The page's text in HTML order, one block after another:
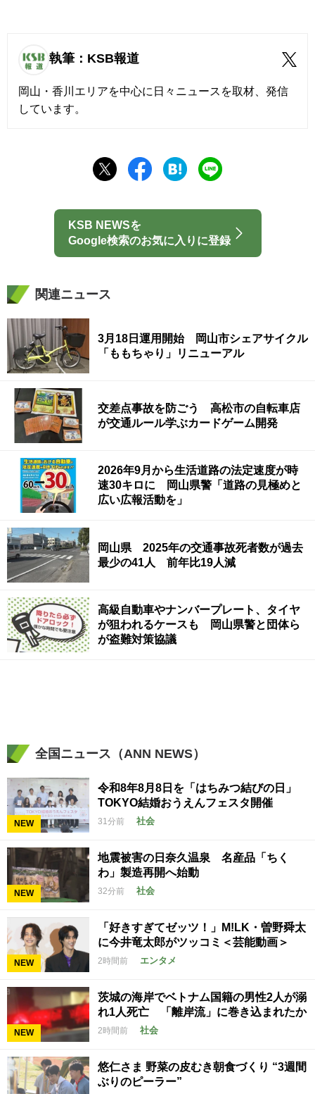
執筆：KSB報道
岡山・香川エリアを中心に日々ニュースを取材、発信
しています。
KSB NEWSを
Google検索のお気に入りに登録
関連ニュース
3月18日運用開始 岡山市シェアサイクル
「ももちゃり」リニューアル
交差点事故を防ごう 高松市の自転車店
が交通ルール学ぶカードゲーム開発
2026年9月から生活道路の法定速度が時
速30キロに 岡山県警「道路の見極めと
広い広報活動を」
岡山県 2025年の交通事故死者数が過去
最少の41人 前年比19人減
高級自動車やナンバープレート、タイヤ
が狙われるケースも 岡山県警と団体ら
が盗難対策協議
全国ニュース（ANN NEWS）
NEW
令和8年8月8日を「はちみつ結びの日」
TOKYO結婚おうえんフェスタ開催
31分前 社会
NEW
地震被害の日奈久温泉 名産品「ちく
わ」製造再開へ始動
32分前 社会
NEW
「好きすぎてゼッツ！」M!LK・曽野舜太
に今井竜太郎がツッコミ＜芸能動画＞
2時間前 エンタメ
NEW
茨城の海岸でベトナム国籍の男性2人が溺
れ1人死亡 「離岸流」に巻き込まれたか
2時間前 社会
悠仁さま 野菜の皮むき朝食づくり “3週間
ぶりのピーラー”